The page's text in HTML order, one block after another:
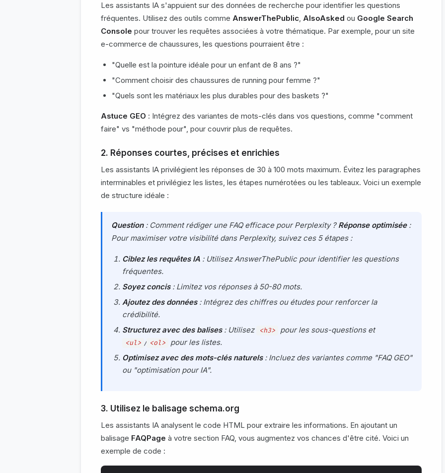
Les assistants IA s'appuient sur des données de recherche pour identifier les questions
fréquentes. Utilisez des outils comme AnswerThePublic, AlsoAsked ou Google Search
Console pour trouver les requêtes associées à votre thématique. Par exemple, pour un site
e-commerce de chaussures, les questions pourraient être :
"Quelle est la pointure idéale pour un enfant de 8 ans ?"
"Comment choisir des chaussures de running pour femme ?"
"Quels sont les matériaux les plus durables pour des baskets ?"
Astuce GEO : Intégrez des variantes de mots-clés dans vos questions, comme "comment
faire" vs "méthode pour", pour couvrir plus de requêtes.
2. Réponses courtes, précises et enrichies
Les assistants IA privilégient les réponses de 30 à 100 mots maximum. Évitez les paragraphes
interminables et privilégiez les listes, les étapes numérotées ou les tableaux. Voici un exemple
de structure idéale :
Question: Comment rédiger une FAQ efficace pour Perplexity ? Réponse optimisée:
Pour maximiser votre visibilité dans Perplexity, suivez ces 5 étapes :
Ciblez les requêtes IA : Utilisez AnswerThePublic pour identifier les questions
fréquentes.
Soyez concis: Limitez vos réponses à 50-80 mots.
Ajoutez des données: Intégrez des chiffres ou études pour renforcer la
crédibilité.
Structurez avec des balises: Utilisez <h3> pour les sous-questions et
<ul> / <ol>
pour les listes.
Optimisez avec des mots-clés naturels: Incluez des variantes comme "FAQ GEO"
ou "optimisation pour IA".
3. Utilisez le balisage schema.org
Les assistants IA analysent le code HTML pour extraire les informations. En ajoutant un
balisage FAQPage à votre section FAQ, vous augmentez vos chances d'être cité. Voici un
exemple de code :